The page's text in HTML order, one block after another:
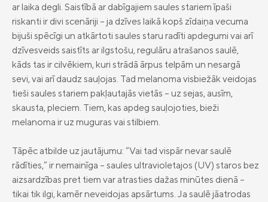
ar laika degli. Saistībā ar dabīgajiem saules stariem īpaši
riskanti ir divi scenāriji – ja dzīves laikā kopš zīdaiņa vecuma
bijuši spēcīgi un atkārtoti saules staru radīti apdegumi vai arī
dzīvesveids saistīts ar ilgstošu, regulāru atrašanos saulē,
kāds tas ir cilvēkiem, kuri strādā ārpus telpām un nesargā
sevi, vai arī daudz sauļojas. Tad melanoma visbiežāk veidojas
tieši saules stariem pakļautajās vietās – uz sejas, ausīm,
skausta, pleciem. Tiem, kas apdeg sauļojoties, bieži
melanoma ir uz muguras vai stilbiem.
Tāpēc atbilde uz jautājumu: “Vai tad vispār nevar saulē
rādīties,” ir nemainīga – saules ultravioletajos (UV) staros bez
aizsardzības pret tiem var atrasties dažas minūtes dienā –
tikai tik ilgi, kamēr neveidojas apsārtums. Ja saulē jāatrodas